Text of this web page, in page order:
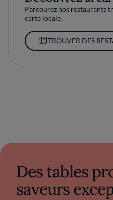
Parcourez nos restaurants
carte locale.
TROUVER DES
Des tables
saveurs